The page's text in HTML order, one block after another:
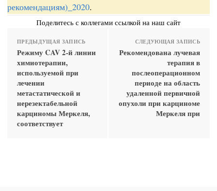
рекомендациям)_2020.
Поделитесь с коллегами ссылкой на наш сайт
ПРЕДЫДУЩАЯ ЗАПИСЬ
Режиму CAV 2-й линии
химиотерапии,
используемой при
лечении
метастатической и
нерезектабельной
карциномы Меркеля,
соответствует
СЛЕДУЮЩАЯ ЗАПИСЬ
Рекомендована лучевая
терапия в
послеоперационном
периоде на область
удаленной первичной
опухоли при карциноме
Меркеля при